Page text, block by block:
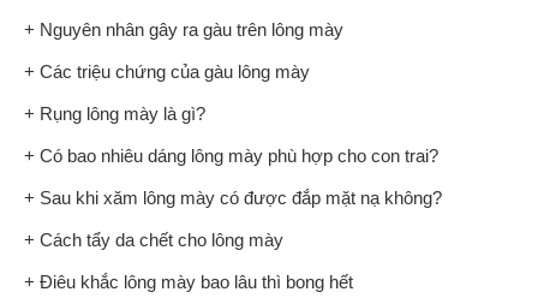
+ Nguyên nhân gây ra gàu trên lông mày
+ Các triệu chứng của gàu lông mày
+ Rụng lông mày là gì?
+ Có bao nhiêu dáng lông mày phù hợp cho con trai?
+ Sau khi xăm lông mày có được đắp mặt nạ không?
+ Cách tẩy da chết cho lông mày
+ Điêu khắc lông mày bao lâu thì bong hết